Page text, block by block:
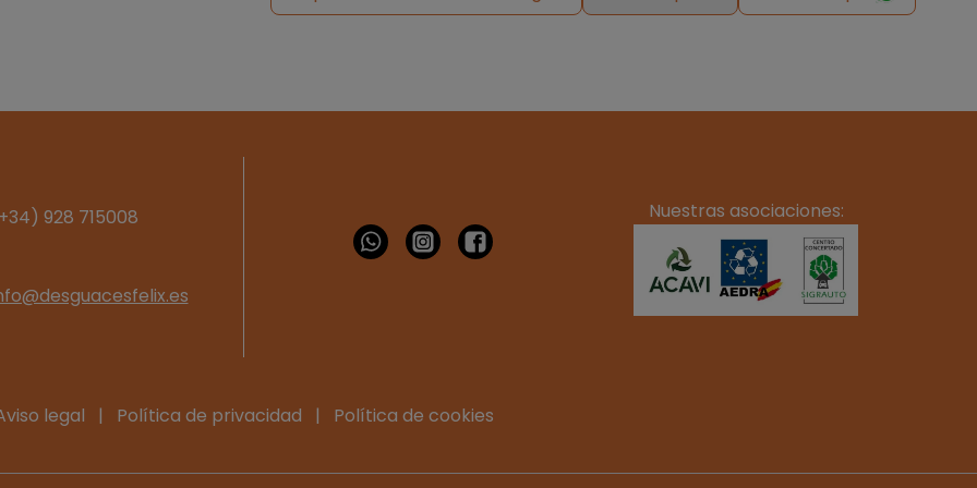
928 715008 Nuestras asociaciones:
legal | Política de privacidad | Política de cookies